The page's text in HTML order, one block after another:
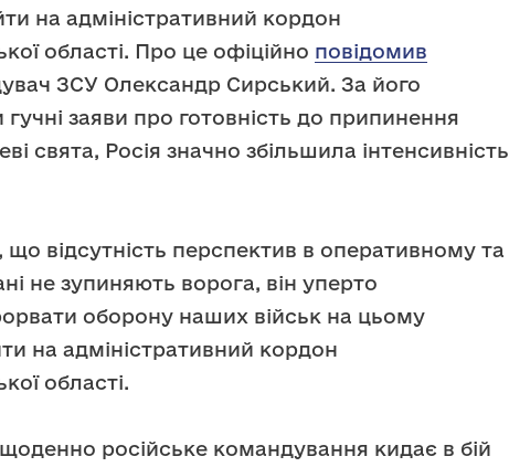
на адміністративний кордон
області. Про це офіційно повідомив
ЗСУ Олександр Сирський. За його
заяви про готовність до припинення
свята, Росія значно збільшила інтенсивність
відсутність перспектив в оперативному та
не зупиняють ворога, він уперто
оборону наших військ на цьому
на адміністративний кордон
області.
російське командування кидає в бій